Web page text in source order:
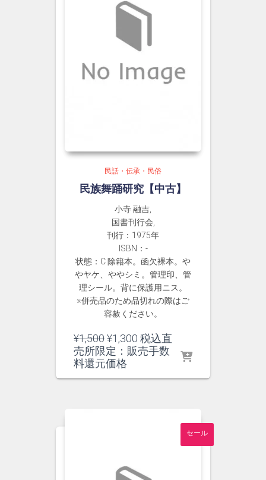
民話・伝承・民俗
民族舞踊研究【中古】
小寺 融吉,
国書刊行会,
刊行：1975年
ISBN：-
状態：C 除籍本。函欠裸本。や
やヤケ、ややシミ。管理印、管
理シール。背に保護用ニス。
※併売品のため品切れの際はご
容赦ください。
¥1,500元
の
価
¥1,300 現
在
税込直
売所限定：販売手数
料還元価格
セール